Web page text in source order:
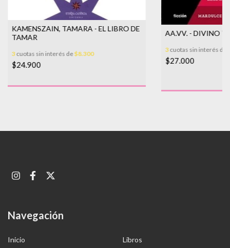
KAMENSZAIN, TAMARA - EL LIBRO DE
TAMAR
3cuotas sin interés de$8.300
$24.900
AA.VV. - DIVINO
3cuotas sin interés de
$27.000
Navegación
Inicio Libros